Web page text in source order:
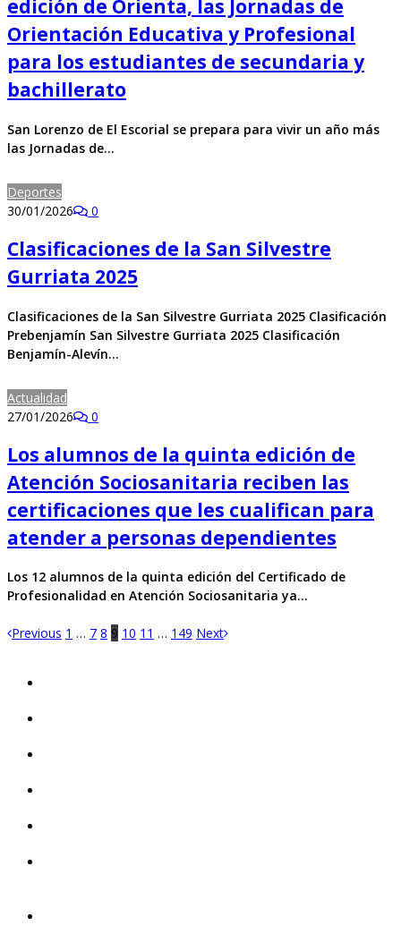
edición de Orienta, las Jornadas de
Orientación Educativa y Profesional
para los estudiantes de secundaria y
bachillerato
San Lorenzo de El Escorial se prepara para vivir un año más
las Jornadas de…
Deportes
30/01/2026
0
Clasificaciones de la San Silvestre
Gurriata 2025
Clasificaciones de la San Silvestre Gurriata 2025 Clasificación
Prebenjamín San Silvestre Gurriata 2025 Clasificación
Benjamín-Alevín…
Actualidad
27/01/2026
0
Los alumnos de la quinta edición de
Atención Sociosanitaria reciben las
certificaciones que les cualifican para
atender a personas dependientes
Los 12 alumnos de la quinta edición del Certificado de
Profesionalidad en Atención Sociosanitaria ya…
Previous 1 … 7 8 9 10 11 … 149 Next